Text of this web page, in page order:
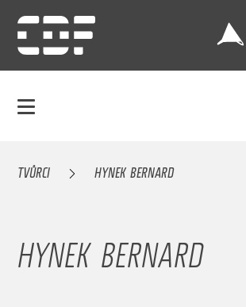
TVŮRCI HYNEK BERNARD
HYNEK BERNARD